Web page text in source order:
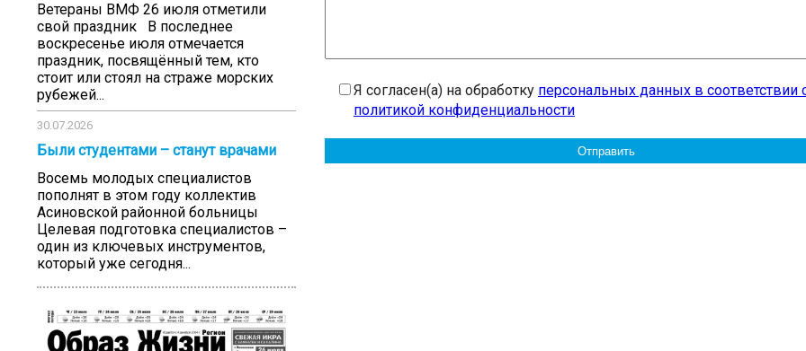
Ветераны ВМФ 26 июля отметили
свой праздник В последнее
воскресенье июля отмечается
праздник, посвящённый тем, кто
стоит или стоял на страже морских
рубежей...
30.07.2026
Были студентами – станут врачами
Восемь молодых специалистов
пополнят в этом году коллектив
Асиновской районной больницы
Целевая подготовка специалистов –
один из ключевых инструментов,
который уже сегодня...
Я согласен(а) на обработку персональных данных в соответствии
политикой конфиденциальности